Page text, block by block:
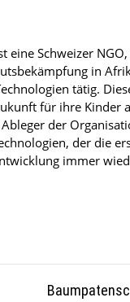
eine Schweizer
in
tätig.
für ihre Kinder
der
der die
immer